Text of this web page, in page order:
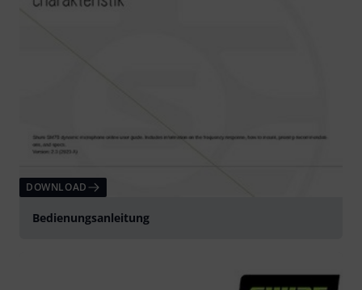
DOWNLOAD
Bedienungsanleitung